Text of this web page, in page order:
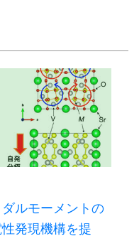
ルモーメントの
発現機構を提